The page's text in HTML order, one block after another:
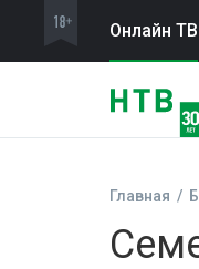
Онлайн ТВ
Главная